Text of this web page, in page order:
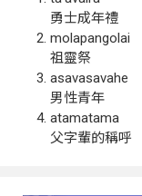
勇士成年禮
molapangolai
祖靈祭
asavasavahe
男性青年
atamatama
父字輩的稱呼